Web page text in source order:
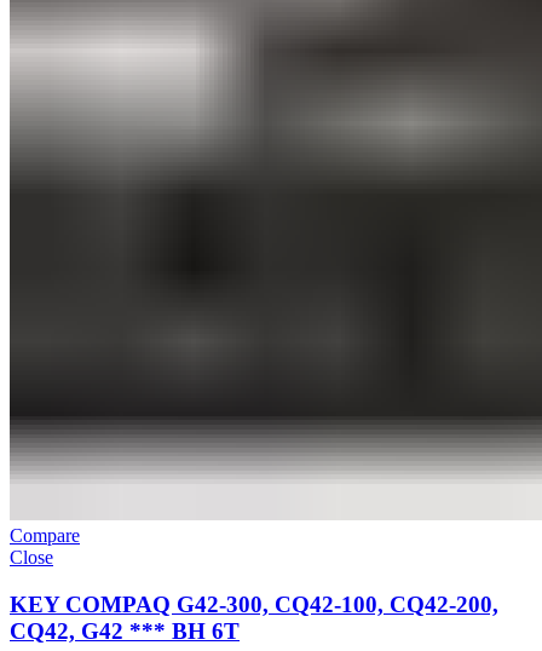
Compare
Close
KEY COMPAQ G42-300, CQ42-100, CQ42-200,
CQ42, G42 *** BH 6T